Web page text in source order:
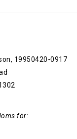
19950420-0917
för: